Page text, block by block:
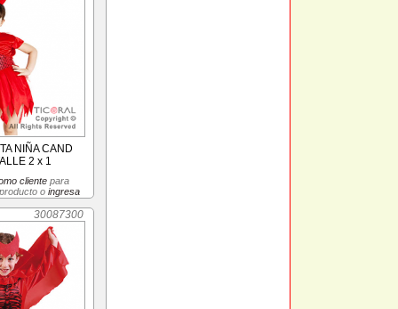
NIÑA CAND
2 x 1
clientepara
o ingresa
30087300